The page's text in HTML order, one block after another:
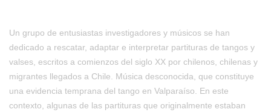
Un grupo de entusiastas investigadores y músicos se han
dedicado a rescatar, adaptar e interpretar partituras de tangos y
valses, escritos a comienzos del siglo XX por chilenos, chilenas y
migrantes llegados a Chile. Música desconocida, que constituye
una evidencia temprana del tango en Valparaíso. En este
contexto, algunas de las partituras que originalmente estaban